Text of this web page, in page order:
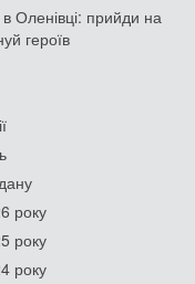
в Оленівці: прийди на
героїв
року
року
року